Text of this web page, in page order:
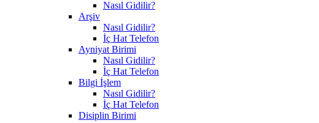
Nasıl Gidilir?
Arşiv
Nasıl Gidilir?
İç Hat Telefon
Ayniyat Birimi
Nasıl Gidilir?
İç Hat Telefon
Bilgi İşlem
Nasıl Gidilir?
İç Hat Telefon
Disiplin Birimi